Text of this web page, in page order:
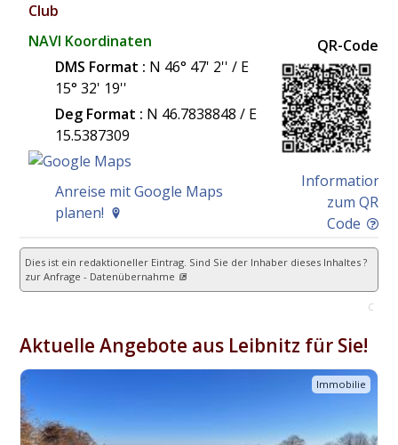
Club
NAVI Koordinaten
DMS Format : N 46° 47' 2'' / E
15° 32' 19''
Deg Format : N 46.7838848 / E
15.5387309
Anreise mit Google Maps
planen!
QR-Code
Information
zum QR
Code
Dies ist ein redaktioneller Eintrag. Sind Sie der Inhaber dieses Inhaltes ?
zur Anfrage - Datenübernahme
C
Aktuelle Angebote aus Leibnitz für Sie!
Immobilie